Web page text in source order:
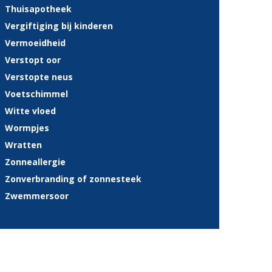
Thuisapotheek
Vergiftiging bij kinderen
Vermoeidheid
Verstopt oor
Verstopte neus
Voetschimmel
Witte vloed
Wormpjes
Wratten
Zonneallergie
Zonverbranding of zonnesteek
Zwemmersoor